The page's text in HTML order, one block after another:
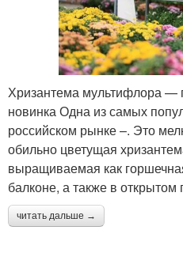
Хризантема мультифлора —
новинка Одна из самых
российском рынке –. Это
обильно цветущая
выращиваемая как
балконе, а также в открытом
читать дальше →